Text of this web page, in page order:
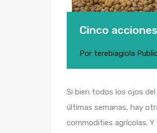
Cinco
Por terebiagiola
Si bien todos los ojos
últimas semanas, hay
commodities agrícolas.